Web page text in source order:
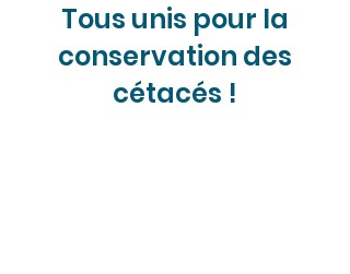
Tous unis pour la
conservation des
cétacés !